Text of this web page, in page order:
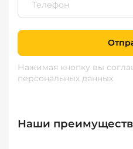
Нажимая кнопку вы
персональных данных
Наши